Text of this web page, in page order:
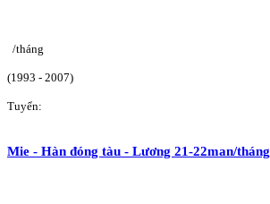
/tháng
(1993 - 2007)
Tuyển:
Mie - Hàn đóng tàu - Lương 21-22man/tháng